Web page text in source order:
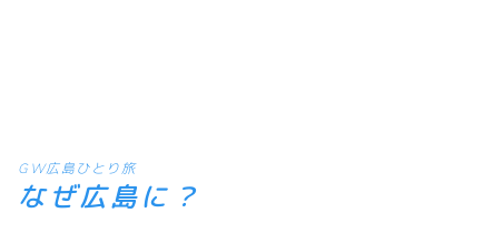
GW広島ひとり旅
なぜ広島に？